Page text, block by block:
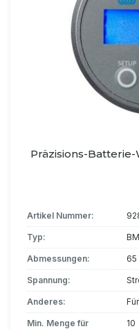
Präzisions-
Artikel Nummer:
Typ:
Abmessungen: 65
Spannung:
Anderes:
Min. Menge für
10